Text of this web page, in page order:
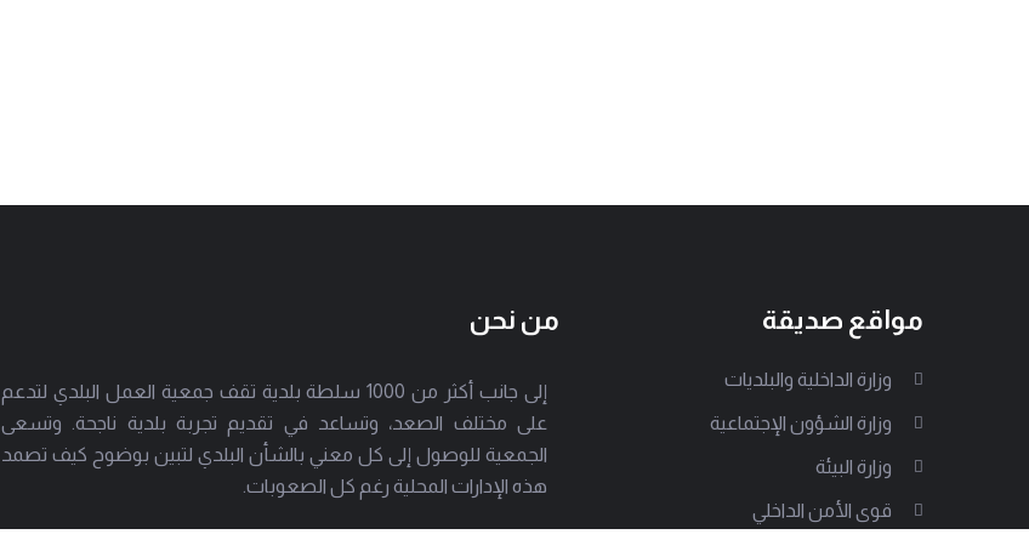
مواقع صديقة
وزارة الداخلية والبلديات
وزارة الشؤون الإجتماعية
وزارة البيئة
قوى الأمن الداخلي
من نحن
إلى جانب أكثر من 1000 سلطة بلدية تقف جمعية العمل البلدي لتدعم
على مختلف الصعد، وتساعد في تقديم تجربة بلدية ناجحة. وتسعى
الجمعية للوصول إلى كل معني بالشأن البلدي لتبين بوضوح كيف تصمد
هذه الإدارات المحلية رغم كل الصعوبات.